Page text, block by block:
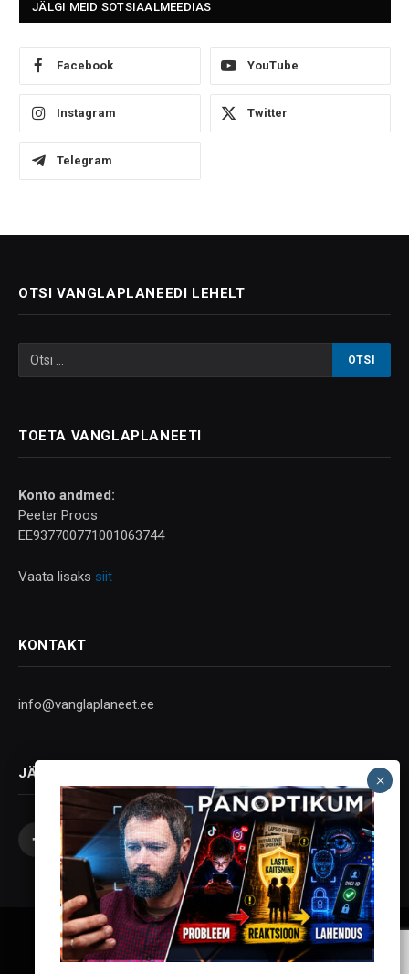
JÄLGI MEID SOTSIAALMEEDIAS
Facebook YouTube
Instagram Twitter
Telegram
OTSI VANGLAPLANEEDI LEHELT
TOETA VANGLAPLANEETI
Konto andmed:
Peeter Proos
EE937700771001063744
Vaata lisaks siit
KONTAKT
info@vanglaplaneet.ee
JÄLGI SOTSIAALMEEDIAS
Facebook
X
(Twitter)
InstagramYouTubeTelegram
Vanglaplaneet - Vastupanu Vaim